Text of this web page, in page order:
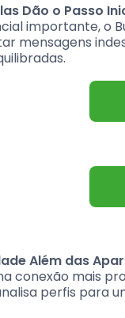
Dão o Passo
importante, o
mensagens
Além das
conexão mais
perfis para